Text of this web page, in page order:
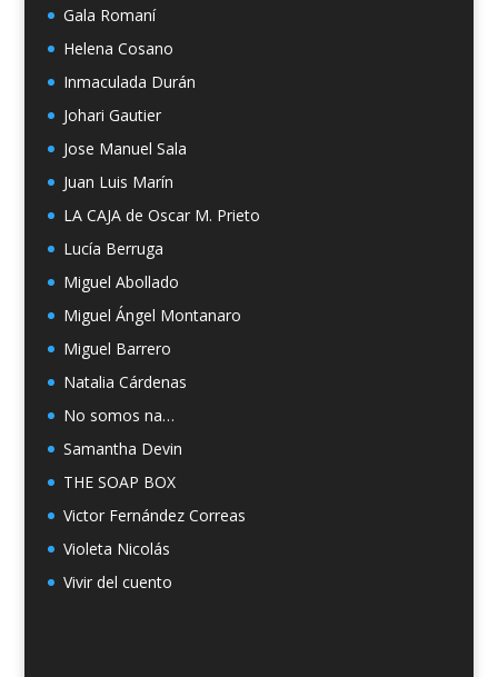
Gala Romaní
Helena Cosano
Inmaculada Durán
Johari Gautier
Jose Manuel Sala
Juan Luis Marín
LA CAJA de Oscar M. Prieto
Lucía Berruga
Miguel Abollado
Miguel Ángel Montanaro
Miguel Barrero
Natalia Cárdenas
No somos na…
Samantha Devin
THE SOAP BOX
Victor Fernández Correas
Violeta Nicolás
Vivir del cuento